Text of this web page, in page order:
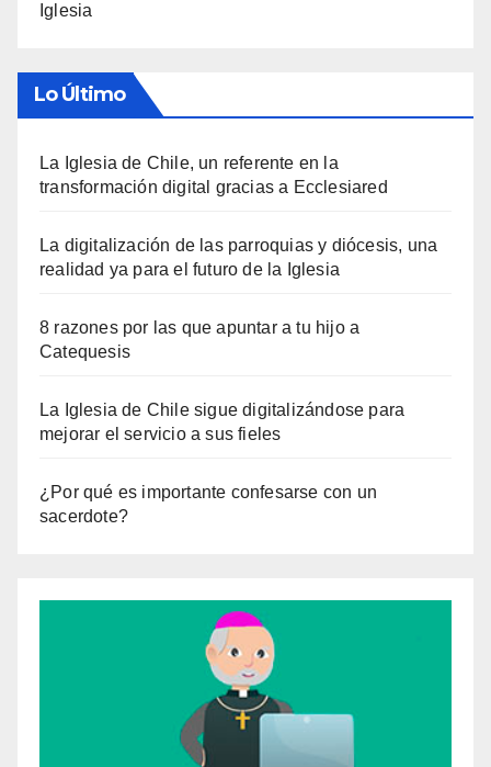
Iglesia
Lo Último
La Iglesia de Chile, un referente en la
transformación digital gracias a Ecclesiared
La digitalización de las parroquias y diócesis, una
realidad ya para el futuro de la Iglesia
8 razones por las que apuntar a tu hijo a
Catequesis
La Iglesia de Chile sigue digitalizándose para
mejorar el servicio a sus fieles
¿Por qué es importante confesarse con un
sacerdote?